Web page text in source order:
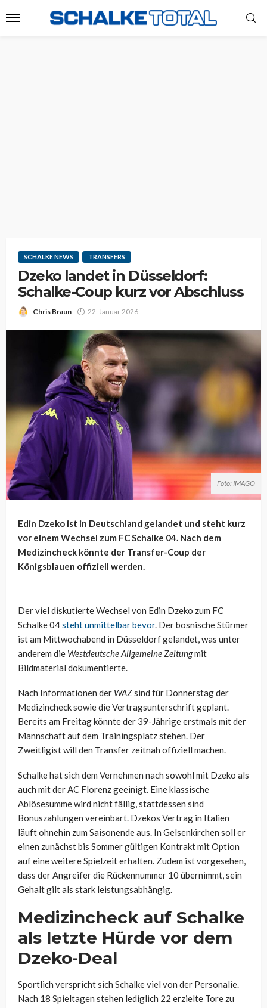
SCHALKE NEWS TRANSFERS
Dzeko landet in Düsseldorf:
Schalke-Coup kurz vor Abschluss
Chris Braun 22. Januar 2026
Foto: IMAGO
Edin Dzeko ist in Deutschland gelandet und steht kurz
vor einem Wechsel zum FC Schalke 04. Nach dem
Medizincheck könnte der Transfer-Coup der
Königsblauen offiziell werden.
Der viel diskutierte Wechsel von Edin Dzeko zum FC
Schalke 04steht unmittelbar bevor. Der bosnische Stürmer
ist am Mittwochabend in Düsseldorf gelandet, was unter
anderem die Westdeutsche Allgemeine Zeitungmit
Bildmaterial dokumentierte.
Nach Informationen der WAZsind für Donnerstag der
Medizincheck sowie die Vertragsunterschrift geplant.
Bereits am Freitag könnte der 39-Jährige erstmals mit der
Mannschaft auf dem Trainingsplatz stehen. Der
Zweitligist will den Transfer zeitnah offiziell machen.
Schalke hat sich dem Vernehmen nach sowohl mit Dzeko als
auch mit der AC Florenz geeinigt. Eine klassische
Ablösesumme wird nicht fällig, stattdessen sind
Bonuszahlungen vereinbart. Dzekos Vertrag in Italien
läuft ohnehin zum Saisonende aus. In Gelsenkirchen soll er
einen zunächst bis Sommer gültigen Kontrakt mit Option
auf eine weitere Spielzeit erhalten. Zudem ist vorgesehen,
dass der Angreifer die Rückennummer 10 übernimmt, sein
Gehalt gilt als stark leistungsabhängig.
Medizincheck auf Schalke
als letzte Hürde vor dem
Dzeko-Deal
Sportlich verspricht sich Schalke viel von der Personalie.
Nach 18 Spieltagen stehen lediglich 22 erzielte Tore zu